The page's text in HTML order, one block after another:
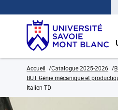
Accueil Catalogue 2025-2026
BUT Génie mécanique et
Italien TD